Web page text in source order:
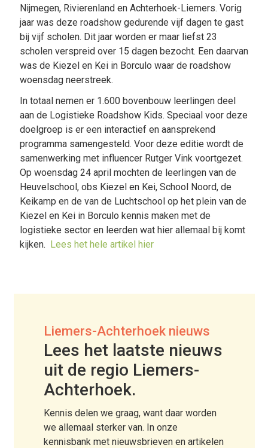
Nijmegen, Rivierenland en Achterhoek-Liemers. Vorig
jaar was deze roadshow gedurende vijf dagen te gast
bij vijf scholen. Dit jaar worden er maar liefst 23
scholen verspreid over 15 dagen bezocht. Een daarvan
was de Kiezel en Kei in Borculo waar de roadshow
woensdag neerstreek.
In totaal nemen er 1.600 bovenbouw leerlingen deel
aan de Logistieke Roadshow Kids. Speciaal voor deze
doelgroep is er een interactief en aansprekend
programma samengesteld. Voor deze editie wordt de
samenwerking met influencer Rutger Vink voortgezet.
Op woensdag 24 april mochten de leerlingen van de
Heuvelschool, obs Kiezel en Kei, School Noord, de
Keikamp en de van de Luchtschool op het plein van de
Kiezel en Kei in Borculo kennis maken met de
logistieke sector en leerden wat hier allemaal bij komt
kijken. Lees het hele artikel hier
Liemers-Achterhoek nieuws
Lees het laatste nieuws
uit de regio Liemers-
Achterhoek.
Kennis delen we graag, want daar worden
we allemaal sterker van. In onze
kennisbank met nieuwsbrieven en artikelen